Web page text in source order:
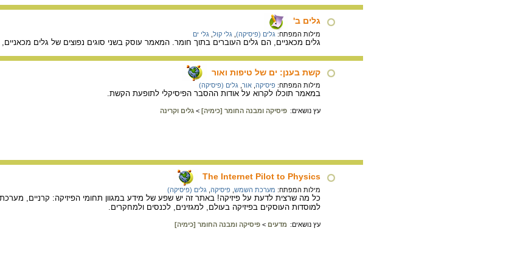
גלים ב'
מילות המפתח: גלים (פיסיקה) גלי קול גלי ים
גלים מכאניים, הם גלים העוברים בתוך חומר. המאמר עוסק בשני סוגים נפוצים של גלים מכאניים,
קשת בענן: ים של טיפות ואור
מילות המפתח: פיסיקה אור גלים (פיסיקה)
במאמר תוכלו לקרוא על אודות ההסבר הפיסיקלי לתופעת הקשת.
עץ נושאים: פיסיקה ומבנה החומר [כימיה] > גלים וקרינה
The Internet Pilot to Physics
מילות המפתח: מערכת השמש פיסיקה גלים (פיסיקה)
כל מה שרצית לדעת על פיזיקה! באתר זה יש שפע של מידע במגוון תחומי הפיזיקה: קרניים,
למוסדות העוסקים בפיזיקה בעולם, למגזינים, לכנסים ולמחקרים.
עץ נושאים: מדעים > פיסיקה ומבנה החומר [כימיה]